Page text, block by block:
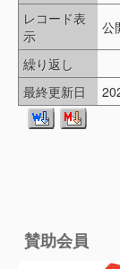
レコード表
示
公
繰り返し
最終更新日
賛助会員